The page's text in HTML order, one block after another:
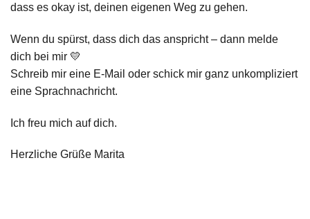
dass es okay ist, deinen eigenen Weg zu gehen.
Wenn du spürst, dass dich das anspricht – dann melde
dich bei mir 💛
Schreib mir eine E-Mail oder schick mir ganz unkompliziert
eine Sprachnachricht.
Ich freu mich auf dich.
Herzliche Grüße Marita